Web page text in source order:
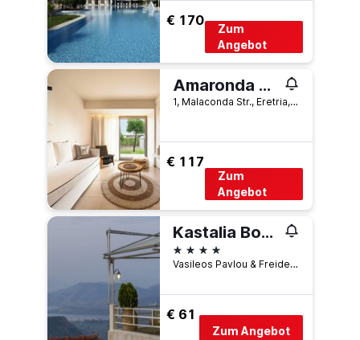
€ 170
Zum
Angebot
Amaronda Resort & Spa Eretria
1, Malaconda Str., Eretria, Griechenland
€ 117
Zum
Angebot
Kastalia Boutique Hotel
4 Sterne
Vasileos Pavlou & Freiderikis 13, Delphi, Griechenland
€ 61
Zum Angebot